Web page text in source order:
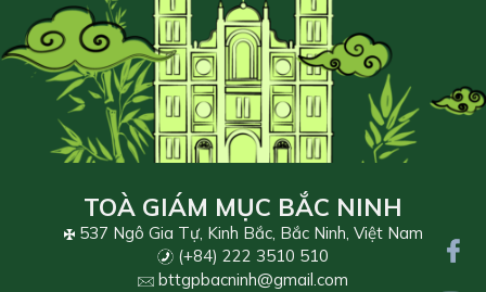
TOÀ GIÁM MỤC BẮC NINH
537 Ngô Gia Tự, Kinh Bắc, Bắc Ninh, Việt Nam
(+84) 222 3510 510
bttgpbacninh@gmail.com